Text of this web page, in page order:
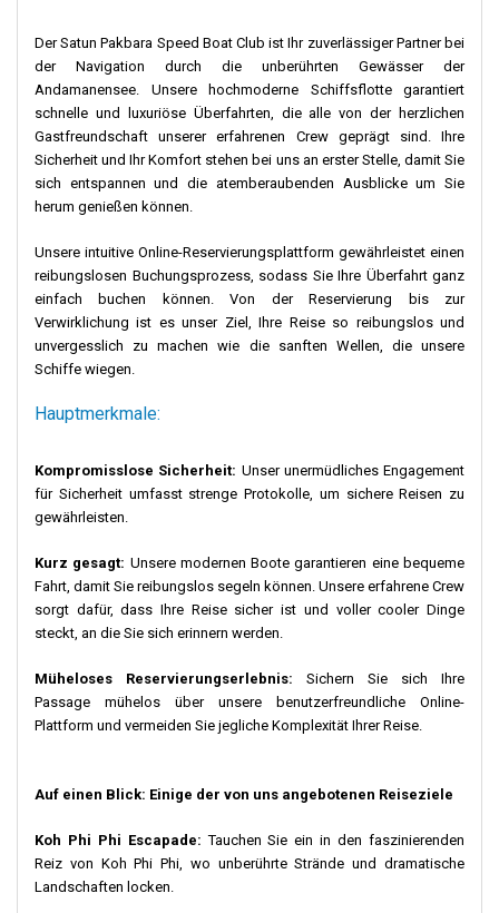
genießen es, den Sonnenuntergang zu beobachten. Es ist ein Ort
mit vielen Möglichkeiten für jeden. Koh Lanta ist ein Paradies für
alle, die sowohl Abenteuer als auch Ruhe suchen. Es ist ein Muss
auf jeder thailändischen Inselhopping-Route.
Wenn man auf dem Steg am Strand von Koh Ngai steht, steht man
am Scheideweg zahlreicher Abenteuer. Vom kleinen Inselcharme
von Koh Ngai bis hin zur lebhaften Atmosphäre von Koh Phi Phi gibt
Koh Mook und die Unterwasserschätze von Koh Kradan. So wird
Ihre Reise zu einem unvergesslichen Erlebnis. Denken Sie daran,
dass der Koh Ngai Beach Jetty bei jedem Besuch eine neue
Geschichte bietet, die nur darauf wartet, erlebt zu werden, während
die Flut der Andamanensee steigt und fällt.
Wissenswertes:
Koh Ngaiistunberührt von Geldautomaten. Bringen
Sie ausreichend Bargeld
Die beste Zeit, um die Insel zu erkunden, ist
während der Hochsaison.
Planen Sie Ihre Boottransfers immer rechtzeitig
Koh Ngais Tierwelt ist kostbar. Beobachten Sie,
stören Sie nicht.
sichere Ausflüge nach Koh Ngai und darüber
Der Satun Pakbara Speed ​​Boat Club ist Ihr zuverlässiger Partner bei
der Navigation durch die unberührten Gewässer der
Andamanensee. Unsere hochmoderne Schiffsflotte garantiert
schnelle und luxuriöse Überfahrten, die alle von der herzlichen
Gastfreundschaft unserer erfahrenen Crew geprägt sind. Ihre
Sicherheit und Ihr Komfort stehen bei uns an erster Stelle, damit Sie
sich entspannen und die atemberaubenden Ausblicke um Sie
herum genießen können.
Unsere intuitive Online-Reservierungsplattform gewährleistet einen
reibungslosen Buchungsprozess, sodass Sie Ihre Überfahrt ganz
einfach buchen können. Von der Reservierung bis zur
Verwirklichung ist es unser Ziel, Ihre Reise so reibungslos und
unvergesslich zu machen wie die sanften Wellen, die unsere
Schiffe wiegen.
Hauptmerkmale:
Kompromisslose Sicherheit: Unser unermüdliches Engagement
für Sicherheit umfasst strenge Protokolle, um sichere Reisen zu
gewährleisten.
Kurz gesagt: Unsere modernen Boote garantieren eine bequeme
Fahrt, damit Sie reibungslos segeln können. Unsere erfahrene Crew
sorgt dafür, dass Ihre Reise sicher ist und voller cooler Dinge
steckt, an die Sie sich erinnern werden.
Müheloses Reservierungserlebnis: Sichern Sie sich Ihre
Passage mühelos über unsere benutzerfreundliche Online-
Plattform und vermeiden Sie jegliche Komplexität Ihrer Reise.
Auf einen Blick: Einige der von uns angebotenen Reiseziele
Koh Phi Phi Escapade: Tauchen Sie ein in den faszinierenden
Reiz von Koh Phi Phi, wo unberührte Strände und dramatische
Landschaften locken.